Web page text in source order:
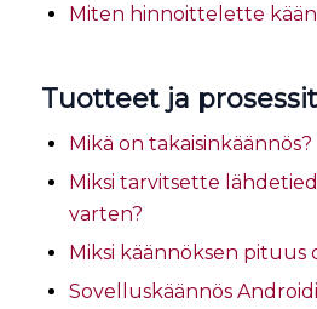
Miten hinnoittelette
Tuotteet ja prosessit
Mikä on takaisinkäännös?
Miksi tarvitsette
varten?
Miksi käännöksen pituus
Sovelluskäännös